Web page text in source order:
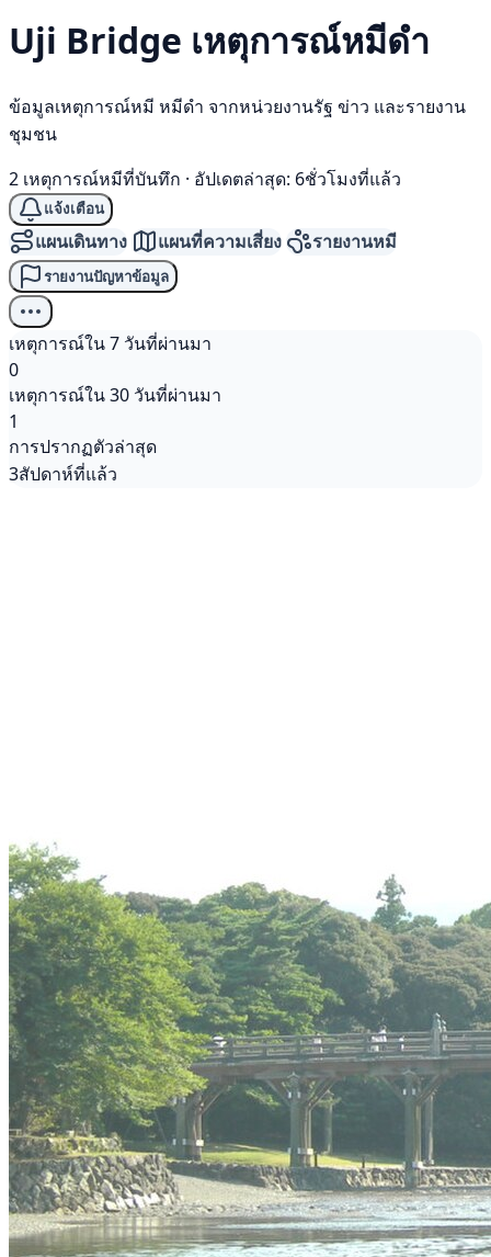
Uji Bridge เหตุการณ์หมีดำ
ข้อมูลเหตุการณ์หมี หมีดำ จากหน่วยงานรัฐ ข่าว และรายงาน
ชุมชน
2 เหตุการณ์หมีที่บันทึก · อัปเดตล่าสุด: 6ชั่วโมงที่แล้ว
แจ้งเตือน
แผนเดินทาง แผนที่ความเสี่ยง รายงานหมี
รายงานปัญหาข้อมูล
เหตุการณ์ใน 7 วันที่ผ่านมา
0
เหตุการณ์ใน 30 วันที่ผ่านมา
1
การปรากฏตัวล่าสุด
3สัปดาห์ที่แล้ว